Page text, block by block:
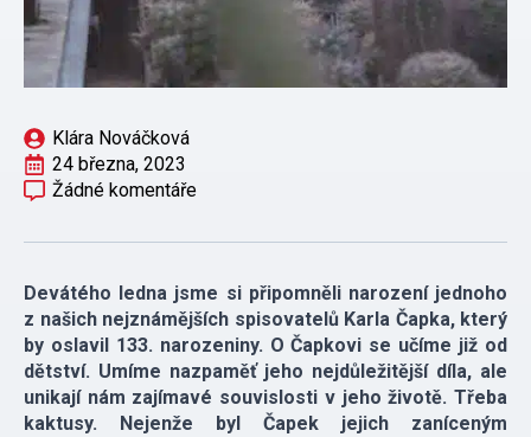
Klára Nováčková
24 března, 2023
Žádné komentáře
Devátého ledna jsme si připomněli narození jednoho
z našich nejznámějších spisovatelů Karla Čapka, který
by oslavil 133. narozeniny. O Čapkovi se učíme již od
dětství. Umíme nazpaměť jeho nejdůležitější díla, ale
unikají nám zajímavé souvislosti v jeho životě. Třeba
kaktusy. Nejenže byl Čapek jejich zaníceným